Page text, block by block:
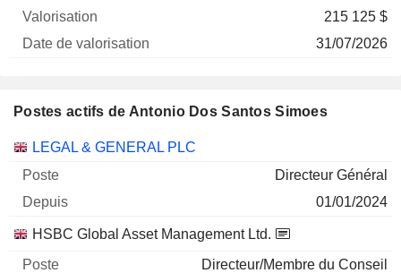
215 125 $
31/07/2026
Postes actifs de Antonio Dos Santos Simoes
Sociétés Poste Début
LEGAL & GENERAL PLC
Directeur Général
01/01/2024
HSBC Global Asset Management Ltd.
Directeur/Membre du Conseil